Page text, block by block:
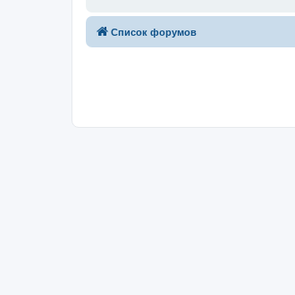
Список форумов